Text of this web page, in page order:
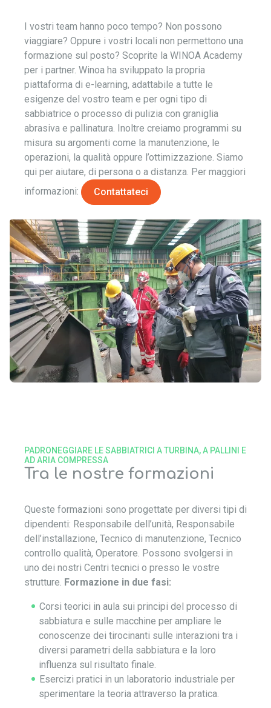
I vostri team hanno poco tempo? Non possono
viaggiare? Oppure i vostri locali non permettono una
formazione sul posto? Scoprite la WINOA Academy
per i partner. Winoa ha sviluppato la propria
piattaforma di e-learning, adattabile a tutte le
esigenze del vostro team e per ogni tipo di
sabbiatrice o processo di pulizia con graniglia
abrasiva e pallinatura. Inoltre creiamo programmi su
misura su argomenti come la manutenzione, le
operazioni, la qualità oppure l’ottimizzazione. Siamo
qui per aiutare, di persona o a distanza. Per maggiori
informazioni:
Contattateci
Tra le nostre formazioni
PADRONEGGIARE LE SABBIATRICI A TURBINA, A PALLINI E
AD ARIA COMPRESSA
Queste formazioni sono progettate per diversi tipi di
dipendenti: Responsabile dell’unità, Responsabile
dell’installazione, Tecnico di manutenzione, Tecnico
controllo qualità, Operatore. Possono svolgersi in
uno dei nostri Centri tecnici o presso le vostre
strutture. Formazione in due fasi:
Corsi teorici in aula sui principi del processo di
sabbiatura e sulle macchine per ampliare le
conoscenze dei tirocinanti sulle interazioni tra i
diversi parametri della sabbiatura e la loro
influenza sul risultato finale.
Esercizi pratici in un laboratorio industriale per
sperimentare la teoria attraverso la pratica.